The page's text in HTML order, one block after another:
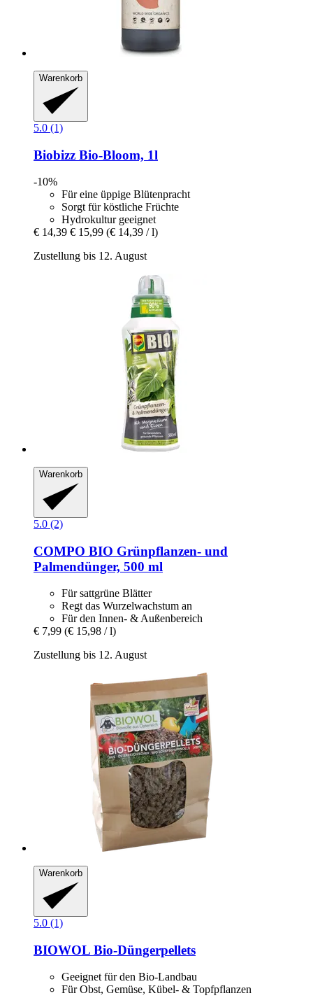
Warenkorb
5.0 (1)
Biobizz Bio-​Bloom, 1l
-10%
Für eine üppige Blütenpracht
Sorgt für köstliche Früchte
Hydrokultur geeignet
€ 14,39 € 15,99 (€ 14,39 / l)
Zustellung bis 12. August
Warenkorb
5.0 (2)
COMPO BIO Grünpflanzen-​ und
Palmendünger, 500 ml
Für sattgrüne Blätter
Regt das Wurzelwachstum an
Für den Innen- & Außenbereich
€ 7,99 (€ 15,98 / l)
Zustellung bis 12. August
Warenkorb
5.0 (1)
BIOWOL Bio-​Düngerpellets
Geeignet für den Bio-Landbau
Für Obst, Gemüse, Kübel- & Topfpflanzen